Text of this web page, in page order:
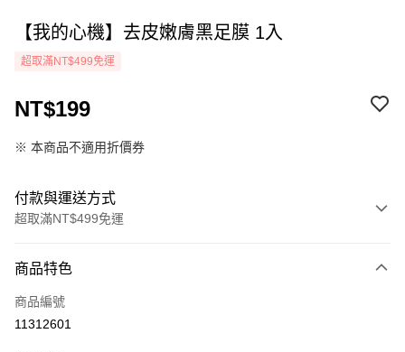
【我的心機】去皮嫩膚黑足膜 1入
超取滿NT$499免運
NT$199
※ 本商品不適用折價券
付款與運送方式
超取滿NT$499免運
icash Pay
信用卡一次付款
商品特色
商品編號
11312601